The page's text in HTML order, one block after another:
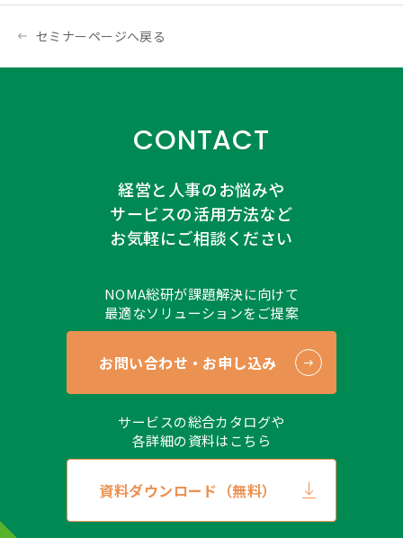
セミナーページへ戻る
CONTACT
経営と人事のお悩みや
サービスの活用方法など
お気軽にご相談ください
NOMA総研が課題解決に向けて
最適なソリューションをご提案
お問い合わせ・お申し込み
サービスの総合カタログや
各詳細の資料はこちら
資料ダウンロード（無料）